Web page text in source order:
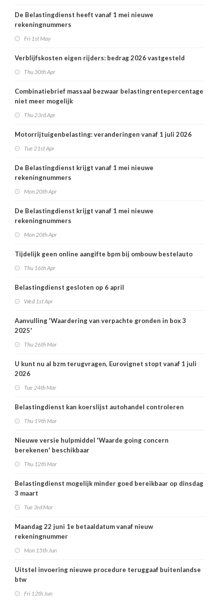
De Belastingdienst heeft vanaf 1 mei nieuwe
rekeningnummers
Fri 1st May
Verblijfskosten eigen rijders: bedrag 2026 vastgesteld
Thu 30th Apr
Combinatiebrief massaal bezwaar belastingrentepercentage
niet meer mogelijk
Thu 23rd Apr
Motorrijtuigenbelasting: veranderingen vanaf 1 juli 2026
Tue 21st Apr
De Belastingdienst krijgt vanaf 1 mei nieuwe
rekeningnummers
Mon 20th Apr
De Belastingdienst krijgt vanaf 1 mei nieuwe
rekeningnummers
Mon 20th Apr
Tijdelijk geen online aangifte bpm bij ombouw bestelauto
Thu 16th Apr
Belastingdienst gesloten op 6 april
Wed 1st Apr
Aanvulling 'Waardering van verpachte gronden in box 3
2025'
Thu 26th Mar
U kunt nu al bzm terugvragen, Eurovignet stopt vanaf 1 juli
2026
Tue 24th Mar
Belastingdienst kan koerslijst autohandel controleren
Thu 19th Mar
Nieuwe versie hulpmiddel 'Waarde going concern
berekenen' beschikbaar
Thu 12th Mar
Belastingdienst mogelijk minder goed bereikbaar op dinsdag
3 maart
Tue 3rd Mar
Maandag 22 juni 1e betaaldatum vanaf nieuw
rekeningnummer
Mon 15th Jun
Uitstel invoering nieuwe procedure teruggaaf buitenlandse
btw
Fri 12th Jun